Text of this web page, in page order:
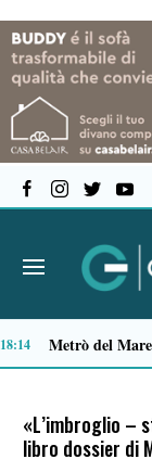
«L’imbroglio –
libro dossier di